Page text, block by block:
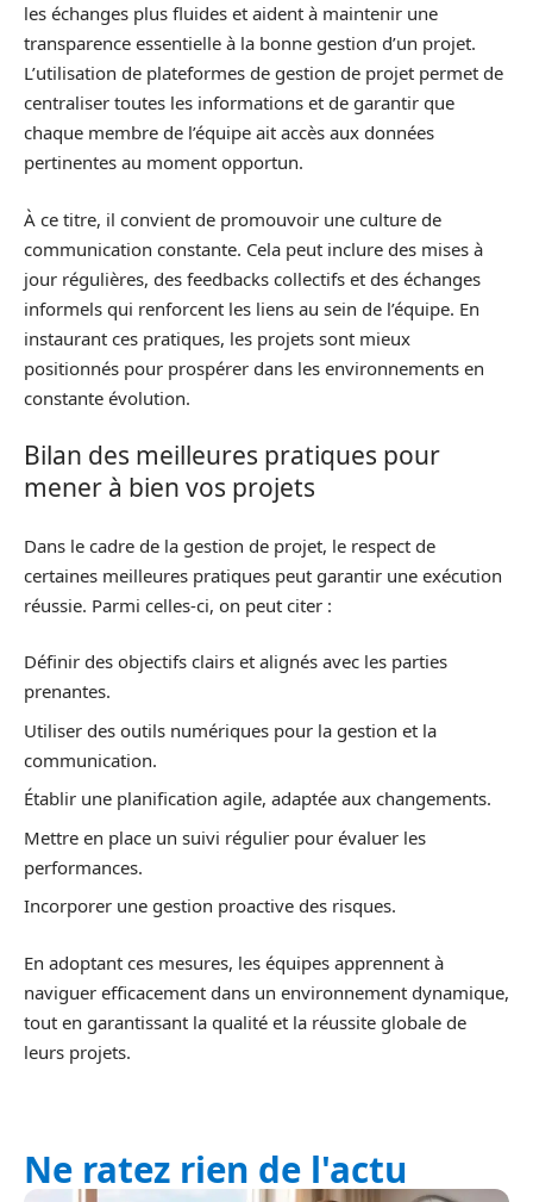
les échanges plus fluides et aident à maintenir une
transparence essentielle à la bonne gestion d’un projet.
L’utilisation de plateformes de gestion de projet permet de
centraliser toutes les informations et de garantir que
chaque membre de l’équipe ait accès aux données
pertinentes au moment opportun.
À ce titre, il convient de promouvoir une culture de
communication constante. Cela peut inclure des mises à
jour régulières, des feedbacks collectifs et des échanges
informels qui renforcent les liens au sein de l’équipe. En
instaurant ces pratiques, les projets sont mieux
positionnés pour prospérer dans les environnements en
constante évolution.
Bilan des meilleures pratiques pour
mener à bien vos projets
Dans le cadre de la gestion de projet, le respect de
certaines meilleures pratiques peut garantir une exécution
réussie. Parmi celles-ci, on peut citer :
Définir des objectifs clairs et alignés avec les parties
prenantes.
Utiliser des outils numériques pour la gestion et la
communication.
Établir une planification agile, adaptée aux changements.
Mettre en place un suivi régulier pour évaluer les
performances.
Incorporer une gestion proactive des risques.
En adoptant ces mesures, les équipes apprennent à
naviguer efficacement dans un environnement dynamique,
tout en garantissant la qualité et la réussite globale de
leurs projets.
Ne ratez rien de l'actu